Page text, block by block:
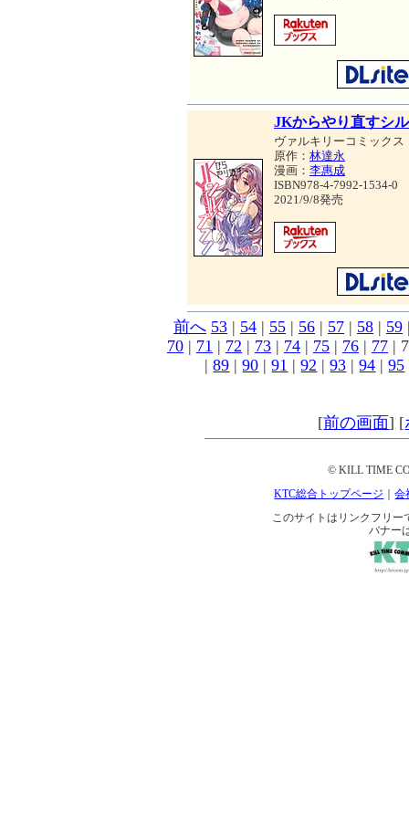
JKからやり直すシ
ヴァルキリーコミックス
原作： 林達永
漫画： 李惠成
ISBN978-4-7992-1534-0
2021/9/8発売
前へ 53 | 54 | 55 | 56 | 57 | 58 | 59
70 | 71 | 72 | 73 | 74 | 75 | 76 | 77 |
|89 |90 |91 |92 |93 |94 |95
[前の画面] [
© KILL TIME
KTC総合トップページ
｜会
このサイトはリンクフリー
バナー